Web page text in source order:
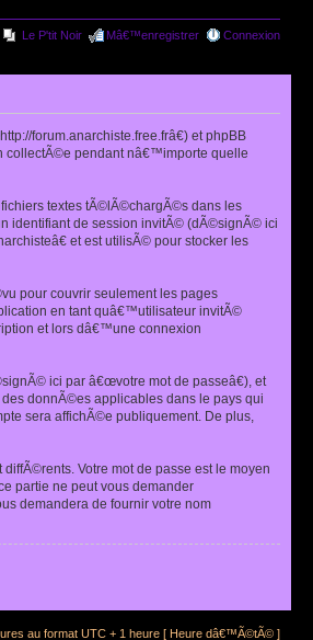
Le P'tit Noir Mâ€™enregistrer Connexion
forum.anarchiste.free.frâ€) et phpBB
collectÃ©e pendant nâ€™importe quelle
textes tÃ©lÃ©chargÃ©s dans les
identifiant de session invitÃ© (dÃ©signÃ© ici
et est utilisÃ© pour stocker les
pour couvrir seulement les pages
en tant quâ€™utilisateur invitÃ©
et lors dâ€™une connexion
ici par â€œvotre mot de passeâ€), et
donnÃ©es applicables dans le pays qui
sera affichÃ©e publiquement. De plus,
Votre mot de passe est le moyen
partie ne peut vous demander
demandera de fournir votre nom
au format UTC + 1 heure [ Heure dâ€™Ã©tÃ© ]